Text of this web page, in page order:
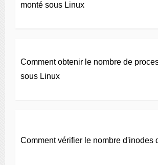
monté sous Linux
Comment obtenir le nombre de
sous Linux
Comment vérifier le nombre d'inodes